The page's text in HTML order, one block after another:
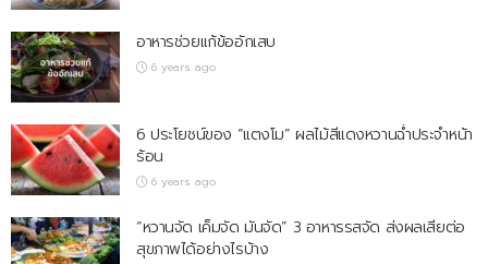
อาหารช่วยแก้ข้ออักเสบ
6 years ago
6 ประโยชน์ของ “แตงโม” ผลไม้สีแดงหวานฉ่ำประจำหน้า
ร้อน
6 years ago
“หวานจัด เค็มจัด มันจัด” 3 อาหารรสจัด ส่งผลเสียต่อ
สุขภาพได้อย่างไรบ้าง